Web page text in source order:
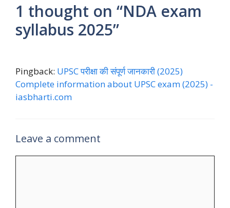
1 thought on “NDA exam
syllabus 2025”
Pingback: UPSC परीक्षा की संपूर्ण जानकारी (2025)
Complete information about UPSC exam (2025) -
iasbharti.com
Leave a comment